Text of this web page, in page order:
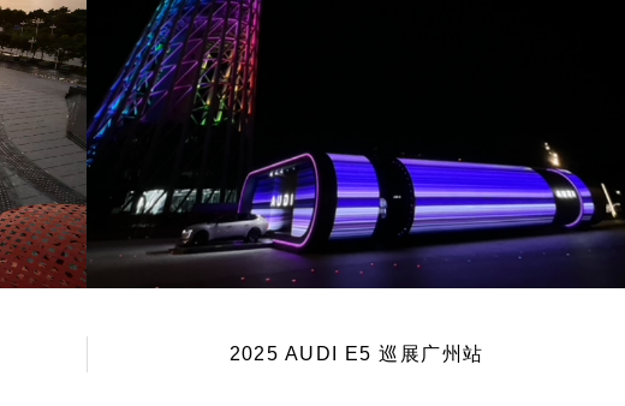
2025 AUDI E5 巡展广州站